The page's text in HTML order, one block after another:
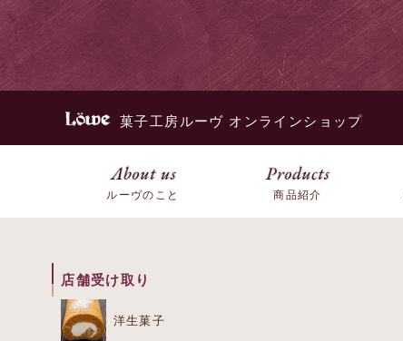
菓子工房ルーヴ オンラインショップ
ルーヴのこと 商品紹介
店舗受け取り
洋生菓子